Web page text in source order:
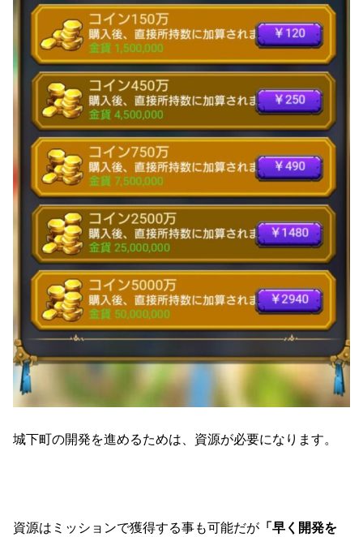
城下町の開発を進めるためは、資源が必要になります。
資源はミッションで獲得する事も可能だが 「早く開発を